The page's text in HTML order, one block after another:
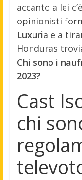
accanto a lei
opinionisti
Luxuria e a
Honduras
Chi sono i
2023?
Cast
chi